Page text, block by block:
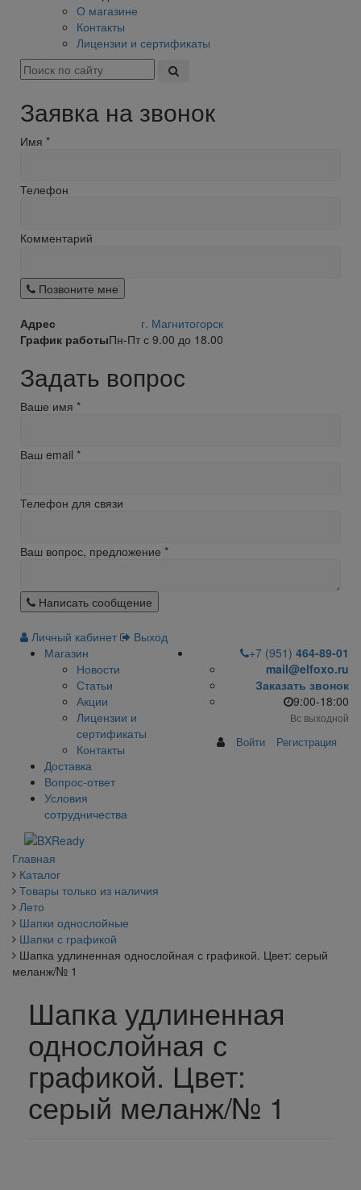
О магазине
Контакты
Лицензии и сертификаты
Заявка на звонок
Имя *
Телефон
Комментарий
Позвоните мне
Адрес
г. Магнитогорск
График работыПн-Пт с 9.00 до 18.00
Задать вопрос
Ваше имя *
Ваш email *
Телефон для связи
Ваш вопрос, предложение *
Написать сообщение
Личный кабинет
Выход
Магазин
Новости
Статьи
Акции
Лицензии и
сертификаты
Контакты
Доставка
Вопрос-ответ
Условия
сотрудничества
+7 (951) 464-89-01
mail@elfoxo.ru
Заказать звонок
9:00-18:00
Вс выходной
Войти Регистрация
Главная
Каталог
Товары только из наличия
Лето
Шапки однослойные
Шапки с графикой
Шапка удлиненная однослойная с графикой. Цвет: серый
меланж/№ 1
Шапка удлиненная
однослойная с
графикой. Цвет:
серый меланж/№ 1